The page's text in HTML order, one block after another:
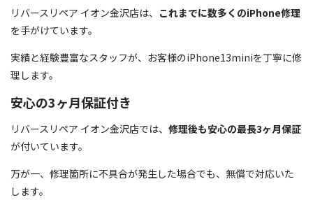
リバースリペア イオン金沢店は、 これまでに数多くのiPhone修理
を手がけています。
実績と経験豊富なスタッフが、お客様のiPhone13miniを丁寧に修
理します。
安心の3ヶ月保証付き
リバースリペア イオン金沢店では、 修理後も安心の最長3ヶ月保証
が付いています。
万が一、修理箇所に不具合が発生した場合でも、無償で対応いた
します。